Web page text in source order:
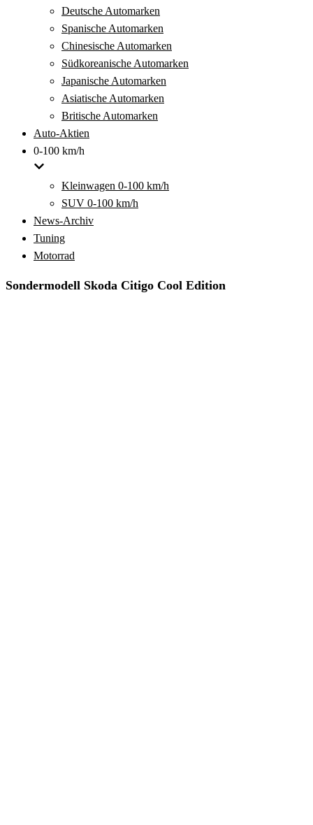
Deutsche Automarken
Spanische Automarken
Chinesische Automarken
Südkoreanische Automarken
Japanische Automarken
Asiatische Automarken
Britische Automarken
Auto-Aktien
0-100 km/h
Kleinwagen 0-100 km/h
SUV 0-100 km/h
News-Archiv
Tuning
Motorrad
Sondermodell Skoda Citigo Cool Edition